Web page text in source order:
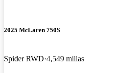
2025 McLaren 750S
Spider RWD 4,549 millas